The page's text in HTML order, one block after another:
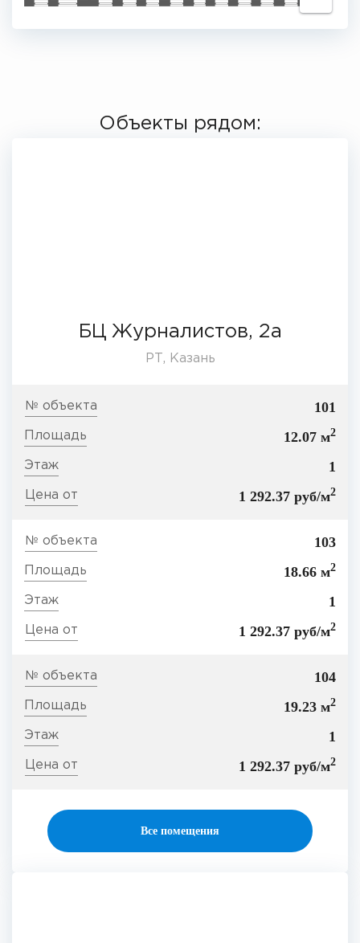
Объекты рядом:
БЦ Журналистов, 2а
РТ, Казань
101
12.07 м2
1
1 292.37 руб/м2
103
18.66 м2
1
1 292.37 руб/м2
104
19.23 м2
1
1 292.37 руб/м2
Все помещения